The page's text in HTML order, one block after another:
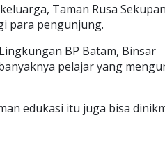
Taman Rusa
para pengunjung.
BP Batam, Binsar
pelajar yang
edukasi itu juga bisa